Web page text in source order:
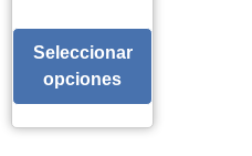
Seleccionar
opciones